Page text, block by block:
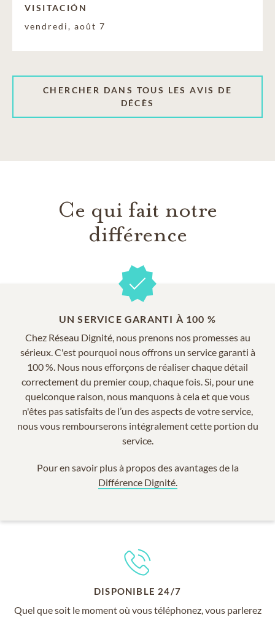
VISITACIÓN
vendredi, août 7
CHERCHER DANS TOUS LES AVIS DE
DÉCÈS
Ce qui fait notre
différence
UN SERVICE GARANTI À 100 %
Chez Réseau Dignité, nous prenons nos promesses au
sérieux. C'est pourquoi nous offrons un service garanti à
100 %. Nous nous efforçons de réaliser chaque détail
correctement du premier coup, chaque fois. Si, pour une
quelconque raison, nous manquons à cela et que vous
n'êtes pas satisfaits de l’un des aspects de votre service,
nous vous rembourserons intégralement cette portion du
service.
Pour en savoir plus à propos des avantages de la
Différence Dignité.
DISPONIBLE 24/7
Quel que soit le moment où vous téléphonez, vous parlerez